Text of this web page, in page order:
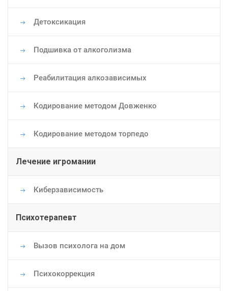
Детоксикация
Подшивка от алкоголизма
Реабилитация алкозависимых
Кодирование методом Довженко
Кодирование методом торпедо
Лечение игромании
Киберзависимость
Психотерапевт
Вызов психолога на дом
Психокоррекция